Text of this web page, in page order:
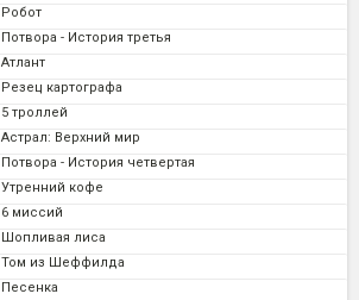
Робот
Потвора - История третья
Атлант
Резец картографа
5 троллей
Астрал: Верхний мир
Потвора - История четвертая
Утренний кофе
6 миссий
Шопливая лиса
Том из Шеффилда
Песенка